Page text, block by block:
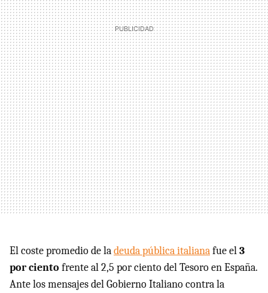
El coste promedio de ladeuda pública italianafue el3
por ciento frente al 2,5 por ciento del Tesoro en España.
Ante los mensajes del Gobierno Italiano contra la